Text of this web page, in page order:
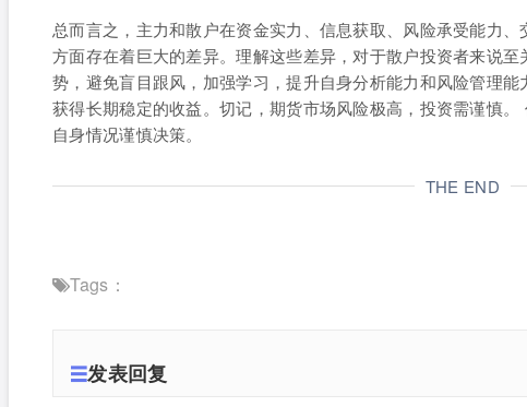
总而言之，主力和散户在资金实力、信息获取、风险承受能力
方面存在着巨大的差异。理解这些差异，对于散户投资者来说
势，避免盲目跟风，加强学习，提升自身分析能力和风险管理
获得长期稳定的收益。切记，期货市场风险极高，投资需谨慎
自身情况谨慎决策。
THE END
Tags：
发表回复